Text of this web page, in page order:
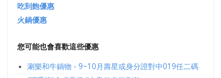
吃到飽優惠
火鍋優惠
您可能也會喜歡這些優惠
涮樂和牛鍋物 - 9~10月壽星或身分證對中019任二碼